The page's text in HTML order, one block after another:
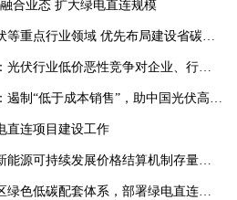
合业态 扩大绿电直连规模
点行业领域 优先布局建设省碳计量中心
低价恶性竞争对企业、行业、终端用户的三重伤害
“低于成本销售”，助中国光伏高质量发展
直连项目建设工作
可持续发展价格结算机制存量项目清单公布
体系，部署绿电直连、集中储能、分布式光伏等降碳设施